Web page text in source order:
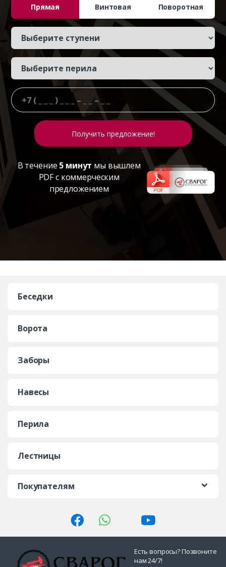
Прямая Винтовая Поворотная
В течение 5 минут мы вышлем
PDF с коммерческим
предложением
Беседки
Ворота
Заборы
Навесы
Перила
Лестницы
Покупателям
Есть вопросы? Позвоните
нам 24/7!